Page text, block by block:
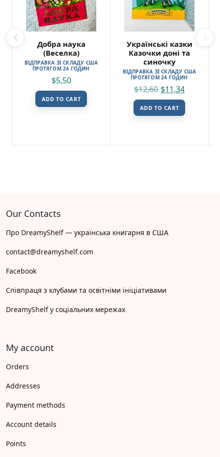
Добра наука
(Веселка)
ВІДПРАВКА ЗІ СКЛАДУ США
ПРОТЯГОМ 24 ГОДИН
$5,50
ADD TO CART
Українські казки
Казочки доні та
синочку
ВІДПРАВКА ЗІ СКЛАДУ США
ПРОТЯГОМ 24 ГОДИН
$12,60 $11,34
ADD TO CART
Our Contacts
Про DreamyShelf — українська книгарня в США
contact@dreamyshelf.com
Facebook
Співпраця з клубами та освітніми ініціативами
DreamyShelf у соціальних мережах
My account
Orders
Addresses
Payment methods
Account details
Points